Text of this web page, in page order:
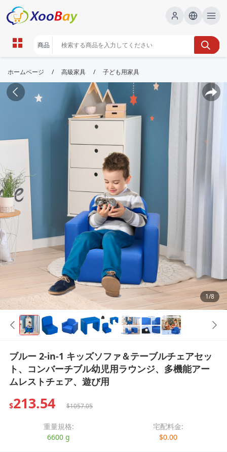
ホームページ / 高級家具 / 子ども用家具
1/8
ブルー 2-in-1 キッズソファ＆テーブルチェアセッ
ト、コンバーチブル幼児用ラウンジ、多機能アー
ムレストチェア、遊び用
$213.54 $1057.05
重量規格:
6600 g
宅配料金:
$0.00